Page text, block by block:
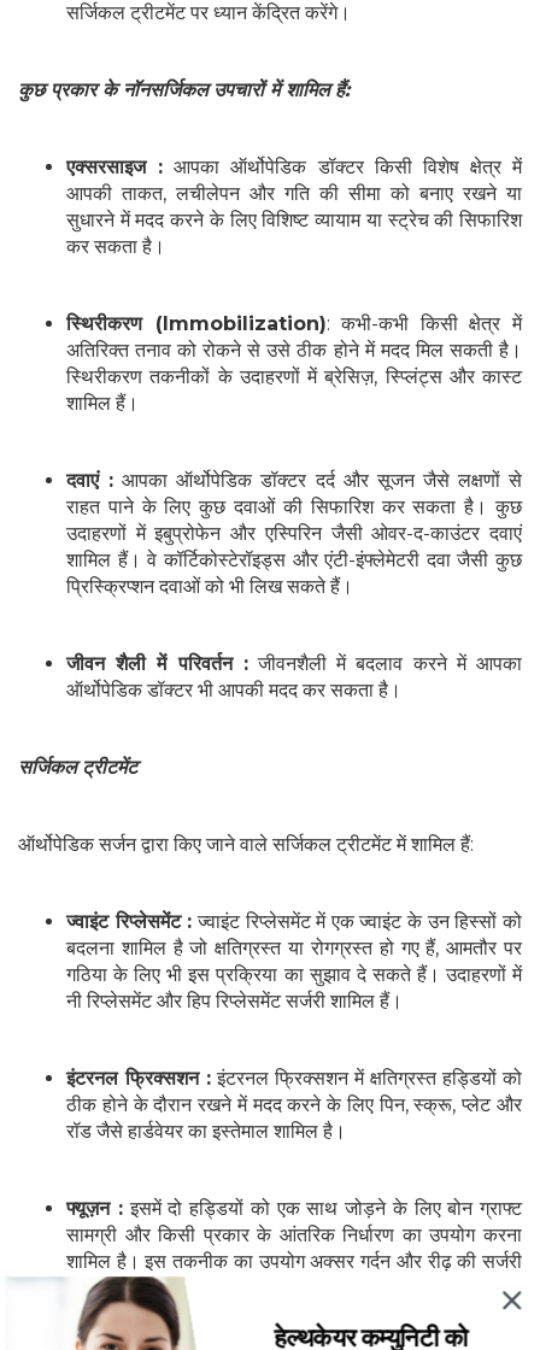
सर्जिकल ट्रीटमेंट पर ध्यान केंद्रित करेंगे।
कुछ प्रकार के नॉनसर्जिकल उपचारों में शामिल हैं:
एक्सरसाइज : आपका ऑर्थोपेडिक डॉक्टर किसी विशेष क्षेत्र में
आपकी ताकत, लचीलेपन और गति की सीमा को बनाए रखने या
सुधारने में मदद करने के लिए विशिष्ट व्यायाम या स्ट्रेच की सिफारिश
कर सकता है।
स्थिरीकरण (Immobilization): कभी-कभी किसी क्षेत्र में
अतिरिक्त तनाव को रोकने से उसे ठीक होने में मदद मिल सकती है।
स्थिरीकरण तकनीकों के उदाहरणों में ब्रेसिज़, स्प्लिंट्स और कास्ट
शामिल हैं।
दवाएं : आपका ऑर्थोपेडिक डॉक्टर दर्द और सूजन जैसे लक्षणों से
राहत पाने के लिए कुछ दवाओं की सिफारिश कर सकता है। कुछ
उदाहरणों में इबुप्रोफेन और एस्पिरिन जैसी ओवर-द-काउंटर दवाएं
शामिल हैं। वे कॉर्टिकोस्टेरॉइड्स और एंटी-इंफ्लेमेटरी दवा जैसी कुछ
प्रिस्क्रिप्शन दवाओं को भी लिख सकते हैं।
जीवन शैली में परिवर्तन :जीवनशैली में बदलाव करने में आपका
ऑर्थोपेडिक डॉक्टर भी आपकी मदद कर सकता है।
सर्जिकल ट्रीटमेंट
ऑर्थोपेडिक सर्जन द्वारा किए जाने वाले सर्जिकल ट्रीटमेंट में शामिल हैं:
ज्वाइंट रिप्लेसमेंट : ज्वाइंट रिप्लेसमेंट में एक ज्वाइंट के उन हिस्सों को
बदलना शामिल है जो क्षतिग्रस्त या रोगग्रस्त हो गए हैं, आमतौर पर
गठिया के लिए भी इस प्रक्रिया का सुझाव दे सकते हैं। उदाहरणों में
नी रिप्लेसमेंट और हिप रिप्लेसमेंट सर्जरी शामिल हैं।
इंटरनल फ्रिक्सशन : इंटरनल फ्रिक्सशन में क्षतिग्रस्त हड्डियों को
ठीक होने के दौरान रखने में मदद करने के लिए पिन, स्क्रू, प्लेट और
रॉड जैसे हार्डवेयर का इस्तेमाल शामिल है।
फ्यूज़न :इसमें दो हड्डियों को एक साथ जोड़ने के लिए बोन ग्राफ्ट
सामग्री और किसी प्रकार के आंतरिक निर्धारण का उपयोग करना
शामिल है। इस तकनीक का उपयोग अक्सर गर्दन और रीढ़ की सर्जरी
में किया जाता है।
हेल्थकेयर कम्युनिटी को